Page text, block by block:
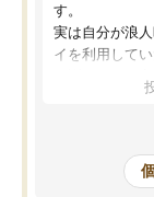
す。
実は自分が浪
イを利用して
月謝がとても
ジがありませ
し始めた形で
しかし、以前